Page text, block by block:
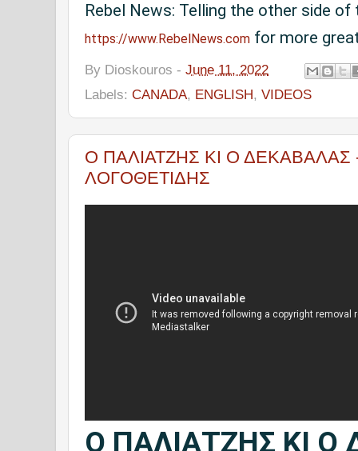
Rebel News: Telling the other side
https://www.RebelNews.com for more
By Dioskouros - June 11, 2022
Labels: CANADA, ENGLISH, VIDEOS
Ο ΠΑΛΙΑΤΖΗΣ ΚΙ Ο
ΛΟΓΟΘΕΤΙΔΗΣ
Ο ΠΑΛΙΑΤΖΗΣ ΚΙ